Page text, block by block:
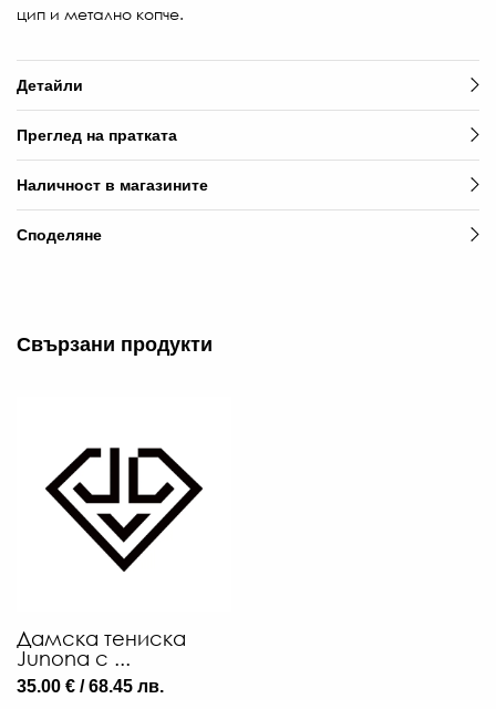
цип и метално копче.
Детайли
Преглед на пратката
Наличност в магазините
Споделяне
Свързани продукти
Дамска тениска
Junona с ...
35.00 € / 68.45 лв.